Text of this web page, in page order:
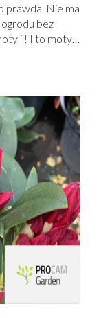
prawda. Nie ma
bez
! I to motyli
podziwiając